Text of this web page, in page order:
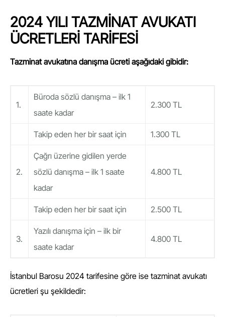
2024 YILI TAZMİNAT AVUKATI
ÜCRETLERİ TARİFESİ
Tazminat avukatına danışma ücreti aşağıdaki gibidir:
1.
Büroda sözlü danışma – ilk 1
saate kadar
2.300 TL
Takip eden her bir saat için 1.300 TL
2.
Çağrı üzerine gidilen yerde
sözlü danışma – ilk 1 saate
kadar
4.800 TL
Takip eden her bir saat için 2.500 TL
3.
Yazılı danışma için – ilk bir
saate kadar
4.800 TL
İstanbul Barosu 2024 tarifesine göre ise tazminat avukatı
ücretleri şu şekildedir: